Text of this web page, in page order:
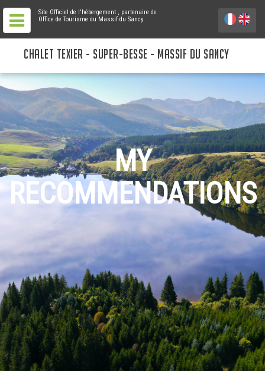
Site Officiel de l'hébergement , partenaire de
Office de Tourisme du Massif du Sancy
CHALET TEXIER - SUPER-BESSE - MASSIF DU SANCY
MY
RECOMMENDATIONS